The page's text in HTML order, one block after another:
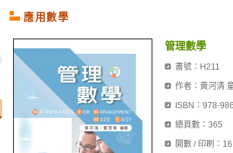
應用數學
管理數學
書號：H211
作者：黃河清
ISBN：978-
總頁數：365
開數 / 印刷：